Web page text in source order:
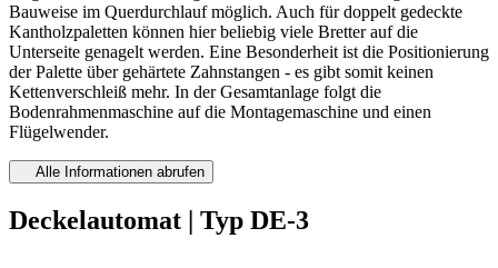
Bauweise im Querdurchlauf möglich. Auch für doppelt gedeckte
Kantholzpaletten können hier beliebig viele Bretter auf die
Unterseite genagelt werden. Eine Besonderheit ist die Positionierung
der Palette über gehärtete Zahnstangen - es gibt somit keinen
Kettenverschleiß mehr. In der Gesamtanlage folgt die
Bodenrahmenmaschine auf die Montagemaschine und einen
Flügelwender.
Alle Informationen abrufen
Deckelautomat | Typ DE-3